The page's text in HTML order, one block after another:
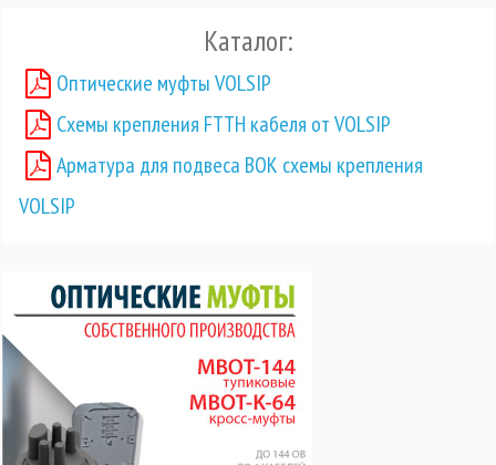
Каталог:
Оптические муфты VOLSIP
Схемы крепления FTTH кабеля от VOLSIP
Арматура для подвеса ВОК схемы крепления
VOLSIP